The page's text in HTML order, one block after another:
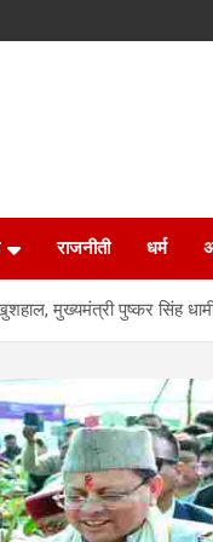
राजनीती धर्म
मुख्यमंत्री पुष्कर सिंह